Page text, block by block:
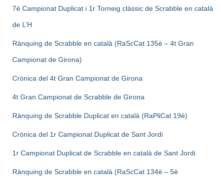
7è Campionat Duplicat i 1r Torneig clàssic de Scrabble en català
de L’H
Rànquing de Scrabble en català (RaScCat 135è – 4t Gran
Campionat de Girona)
Crònica del 4t Gran Campionat de Girona
4t Gran Campionat de Scrabble de Girona
Rànquing de Scrabble Duplicat en català (RaPliCat 19è)
Crònica del 1r Campionat Duplicat de Sant Jordi
1r Campionat Duplicat de Scrabble en català de Sant Jordi
Rànquing de Scrabble en català (RaScCat 134è – 5è